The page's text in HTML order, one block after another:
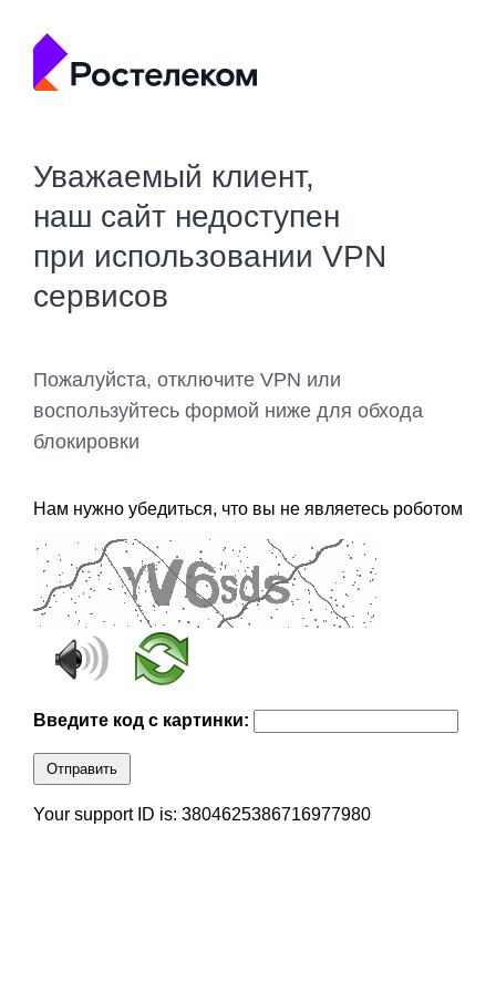
Уважаемый клиент,
наш сайт недоступен
при использовании VPN
сервисов
Пожалуйста, отключите VPN или
воспользуйтесь формой ниже для обхода
блокировки
Нам нужно убедиться, что вы не являетесь роботом
Введите код с картинки:
Отправить
Your support ID is: 3804625386716977980